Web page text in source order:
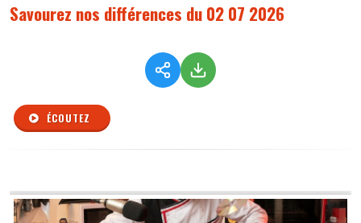
Savourez nos différences du 02 07 2026
ÉCOUTEZ